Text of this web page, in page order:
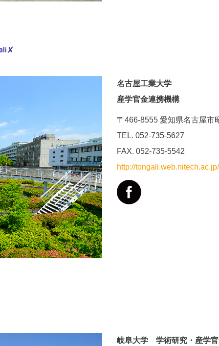
名古屋工業大学
産学官金連携機構
〒466-8555 愛知県名古屋市
TEL. 052-735-5627
FAX. 052-735-5542
http://tongali.web.nitech.ac.jp/
岐阜大学 学術研究・産学